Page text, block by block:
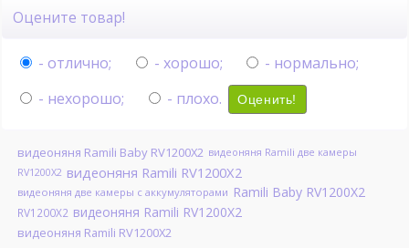
Оцените товар!
- отлично; - хорошо;
- нормально;
- нехорошо;
- плохо. Оценить!
видеоняня Ramili Baby RV1200X2 видеоняня Ramili две камеры
RV1200X2 видеоняня Ramili RV1200X2
видеоняня две камеры с аккумуляторами Ramili Baby RV1200X2
RV1200X2 видеоняня Ramili RV1200X2
видеоняня Ramili RV1200X2